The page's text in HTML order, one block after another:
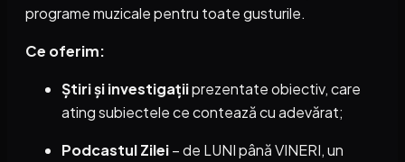
programe muzicale pentru toate gusturile.
Ce oferim:
Știri și investigațiiprezentate obiectiv, care
ating subiectele ce contează cu adevărat;
Podcastul Zilei– de LUNI până VINERI, un